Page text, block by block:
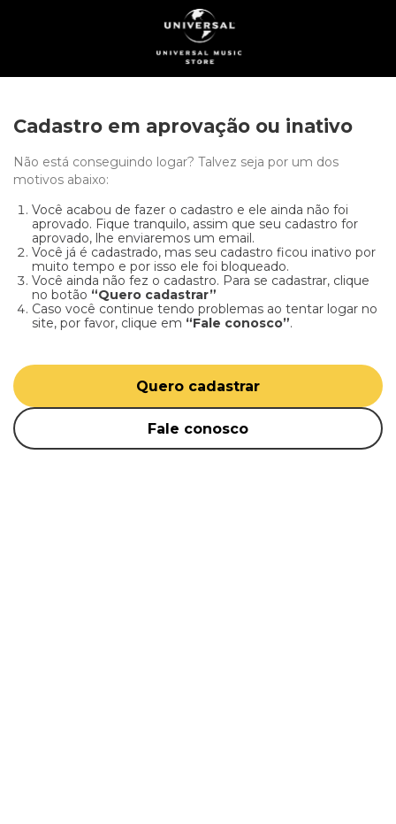
Cadastro em aprovação ou inativo
Não está conseguindo logar? Talvez seja por um dos
motivos abaixo:
Você acabou de fazer o cadastro e ele ainda não foi
aprovado. Fique tranquilo, assim que seu cadastro for
aprovado, lhe enviaremos um email.
Você já é cadastrado, mas seu cadastro ficou inativo por
muito tempo e por isso ele foi bloqueado.
Você ainda não fez o cadastro. Para se cadastrar, clique
no botão “Quero cadastrar”
Caso você continue tendo problemas ao tentar logar no
site, por favor, clique em “Fale conosco”.
Quero cadastrar
Fale conosco